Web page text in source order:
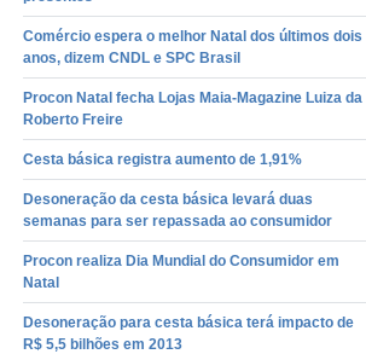
Comércio espera o melhor Natal dos últimos dois
anos, dizem CNDL e SPC Brasil
Procon Natal fecha Lojas Maia-Magazine Luiza da
Roberto Freire
Cesta básica registra aumento de 1,91%
Desoneração da cesta básica levará duas
semanas para ser repassada ao consumidor
Procon realiza Dia Mundial do Consumidor em
Natal
Desoneração para cesta básica terá impacto de
R$ 5,5 bilhões em 2013